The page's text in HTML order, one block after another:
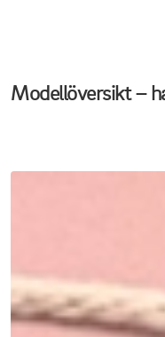
Modellöversikt –